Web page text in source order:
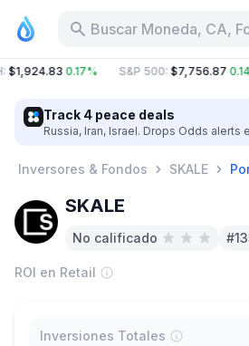
Buscar Moneda, CA,
:$1,924.83 0.17% S&P 500:$7,756.87
Track 4 peace deals
Russia, Iran, Israel. Drops Odds alerts
Inversores & Fondos SKALE
SKALE
No calificado
ROI en Retail
Inversiones Totales